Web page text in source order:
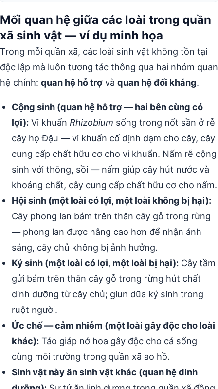
Mối quan hệ giữa các loài trong quần
xã sinh vật — ví dụ minh họa
Trong mỗi quần xã, các loài sinh vật không tồn tại
độc lập mà luôn tương tác thông qua hai nhóm quan
hệ chính: quan hệ hỗ trợ và quan hệ đối kháng.
Cộng sinh (quan hệ hỗ trợ — hai bên cùng có
lợi): Vi khuẩn Rhizobium sống trong nốt sần ở rễ
cây họ Đậu — vi khuẩn cố định đạm cho cây, cây
cung cấp chất hữu cơ cho vi khuẩn. Nấm rễ cộng
sinh với thông, sồi — nấm giúp cây hút nước và
khoáng chất, cây cung cấp chất hữu cơ cho nấm.
Hội sinh (một loài có lợi, một loài không bị hại):
Cây phong lan bám trên thân cây gỗ trong rừng
— phong lan được nâng cao hơn để nhận ánh
sáng, cây chủ không bị ảnh hưởng.
Ký sinh (một loài có lợi, một loài bị hại): Cây tầm
gửi bám trên thân cây gỗ trong rừng hút chất
dinh dưỡng từ cây chủ; giun đũa ký sinh trong
ruột người.
Ức chế — cảm nhiễm (một loài gây độc cho loài
khác): Tảo giáp nở hoa gây độc cho cá sống
cùng môi trường trong quần xã ao hồ.
Sinh vật này ăn sinh vật khác (quan hệ dinh